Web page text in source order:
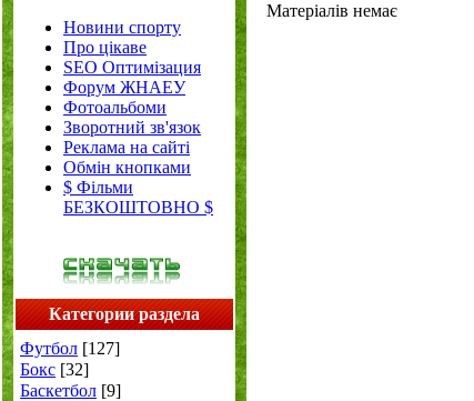
Новини спорту
Про цікаве
SEO Оптимізация
Форум ЖНАЕУ
Фотоальбоми
Зворотний зв'язок
Реклама на сайті
Обмін кнопками
$ Фільми
БЕЗКОШТОВНО $
Категории раздела
Футбол [127]
Бокс [32]
Баскетбол [9]
Матеріалів немає